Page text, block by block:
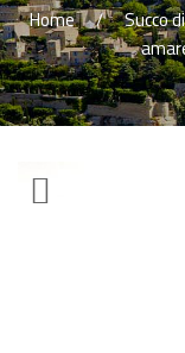
Home Succo